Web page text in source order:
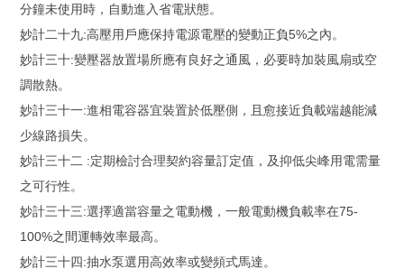
分鐘未使用時，自動進入省電狀態。
妙計二十九:高壓用戶應保持電源電壓的變動正負5%之內。
妙計三十:變壓器放置場所應有良好之通風，必要時加裝風扇或空
調散熱。
妙計三十一:進相電容器宜裝置於低壓側，且愈接近負載端越能減
少線路損失。
妙計三十二 :定期檢討合理契約容量訂定值，及抑低尖峰用電需量
之可行性。
妙計三十三:選擇適當容量之電動機，一般電動機負載率在75-
100%之間運轉效率最高。
妙計三十四:抽水泵選用高效率或變頻式馬達。